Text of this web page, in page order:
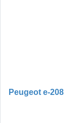
Peugeot e-208